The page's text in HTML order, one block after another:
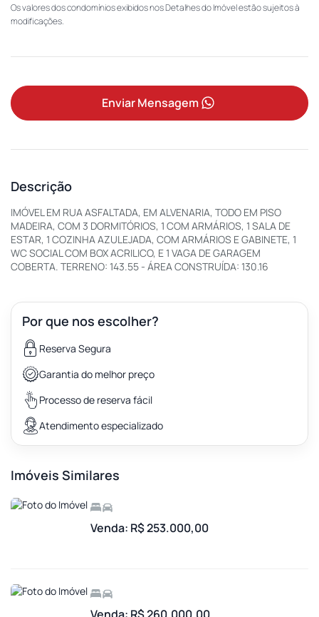
Os valores dos condomínios exibidos nos Detalhes do Imóvel estão sujeitos à
modificações.
Enviar Mensagem
Descrição
IMÓVEL EM RUA ASFALTADA, EM ALVENARIA, TODO EM PISO
MADEIRA, COM 3 DORMITÓRIOS, 1 COM ARMÁRIOS, 1 SALA DE
ESTAR, 1 COZINHA AZULEJADA, COM ARMÁRIOS E GABINETE, 1
WC SOCIAL COM BOX ACRILICO, E 1 VAGA DE GARAGEM
COBERTA. TERRENO: 143.55 - ÁREA CONSTRUÍDA: 130.16
Por que nos escolher?
Reserva Segura
Garantia do melhor preço
Processo de reserva fácil
Atendimento especializado
Imóveis Similares
Venda: R$ 253.000,00